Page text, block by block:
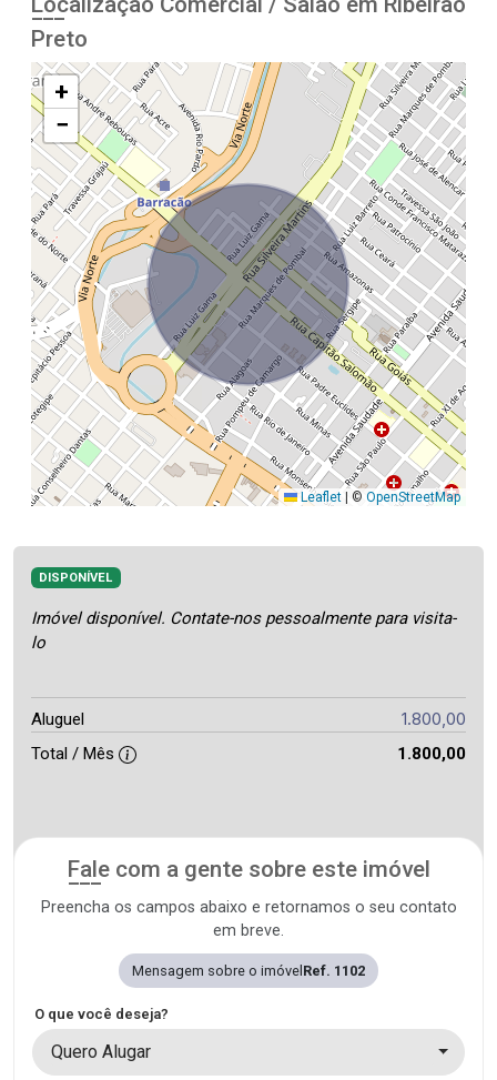
Preto
+
−
Leaflet | © OpenStreetMap
DISPONÍVEL
Imóvel disponível. Contate-nos pessoalmente para visita-
lo
Aluguel 1.800,00
Total / Mês 1.800,00
Fale com a gente sobre este imóvel
Preencha os campos abaixo e retornamos o seu contato
em breve.
Mensagem sobre o imóvelRef. 1102
O que você deseja?
Quero Alugar